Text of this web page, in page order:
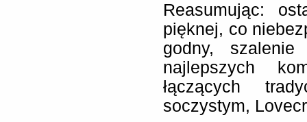
Reasumując:
pięknej, co
godny,
najlepszych
łączących
soczystym,